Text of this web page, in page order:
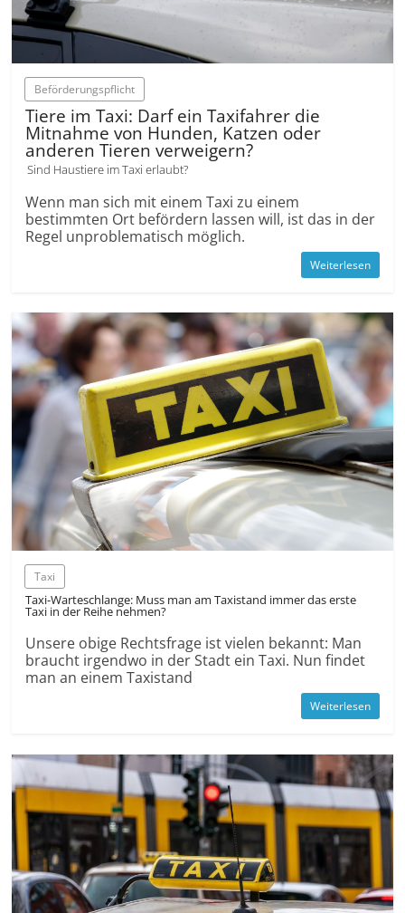
Beförderungspflicht
Tiere im Taxi: Darf ein Taxifahrer die
Mitnahme von Hunden, Katzen oder
anderen Tieren verweigern?
Sind Haustiere im Taxi erlaubt?
Wenn man sich mit einem Taxi zu einem
bestimmten Ort befördern lassen will, ist das in der
Regel unproblematisch möglich.
Weiterlesen
Taxi
Taxi-Warteschlange: Muss man am Taxistand immer das erste
Taxi in der Reihe nehmen?
Unsere obige Rechtsfrage ist vielen bekannt: Man
braucht irgendwo in der Stadt ein Taxi. Nun findet
man an einem Taxistand
Weiterlesen